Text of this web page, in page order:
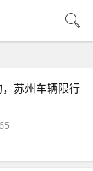
苏州车辆限行